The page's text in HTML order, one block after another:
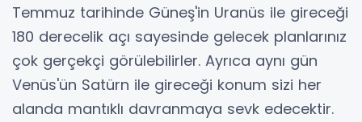
Temmuz tarihinde Güneş'in Uranüs ile gireceği
180 derecelik açı sayesinde gelecek planlarınız
çok gerçekçi görülebilirler. Ayrıca aynı gün
Venüs'ün Satürn ile gireceği konum sizi her
alanda mantıklı davranmaya sevk edecektir.